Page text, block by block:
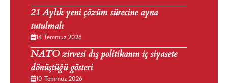
21 Aylık yeni çözüm sürecine ayna
tutulmalı
14 Temmuz 2026
NATO zirvesi dış politikanın iç siyasete
dönüştüğü gösteri
10 Temmuz 2026